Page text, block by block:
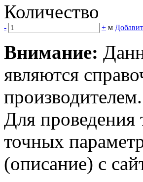
Количество
- + м
Внимание:
являются
производителем.
Для проведения
точных
(описание) с